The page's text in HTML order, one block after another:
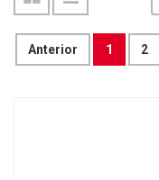
Anterior 1 2